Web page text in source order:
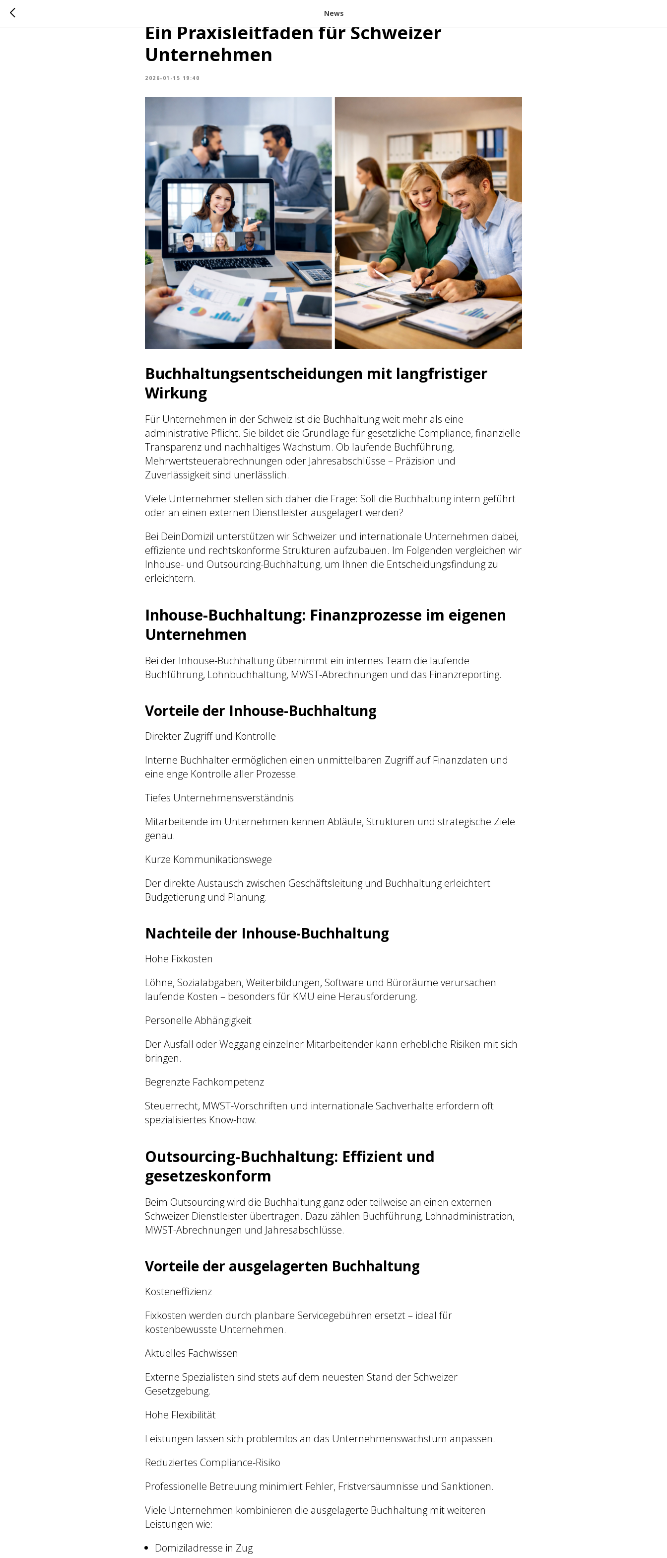
News
Inhouse- oder Outsourcing-Buchhaltung?
Ein Praxisleitfaden für Schweizer
Unternehmen
2026-01-15 19:40
Buchhaltungsentscheidungen mit langfristiger
Wirkung
Für Unternehmen in der Schweiz ist die Buchhaltung weit mehr als eine
administrative Pflicht. Sie bildet die Grundlage für gesetzliche Compliance, finanzielle
Transparenz und nachhaltiges Wachstum. Ob laufende Buchführung,
Mehrwertsteuerabrechnungen oder Jahresabschlüsse – Präzision und
Zuverlässigkeit sind unerlässlich.
Viele Unternehmer stellen sich daher die Frage: Soll die Buchhaltung intern geführt
oder an einen externen Dienstleister ausgelagert werden?
Bei DeinDomizil unterstützen wir Schweizer und internationale Unternehmen dabei,
effiziente und rechtskonforme Strukturen aufzubauen. Im Folgenden vergleichen wir
Inhouse- und Outsourcing-Buchhaltung, um Ihnen die Entscheidungsfindung zu
erleichtern.
Inhouse-Buchhaltung: Finanzprozesse im eigenen
Unternehmen
Bei der Inhouse-Buchhaltung übernimmt ein internes Team die laufende
Buchführung, Lohnbuchhaltung, MWST-Abrechnungen und das Finanzreporting.
Vorteile der Inhouse-Buchhaltung
Direkter Zugriff und Kontrolle
Interne Buchhalter ermöglichen einen unmittelbaren Zugriff auf Finanzdaten und
eine enge Kontrolle aller Prozesse.
Tiefes Unternehmensverständnis
Mitarbeitende im Unternehmen kennen Abläufe, Strukturen und strategische Ziele
genau.
Kurze Kommunikationswege
Der direkte Austausch zwischen Geschäftsleitung und Buchhaltung erleichtert
Budgetierung und Planung.
Nachteile der Inhouse-Buchhaltung
Hohe Fixkosten
Löhne, Sozialabgaben, Weiterbildungen, Software und Büroräume verursachen
laufende Kosten – besonders für KMU eine Herausforderung.
Personelle Abhängigkeit
Der Ausfall oder Weggang einzelner Mitarbeitender kann erhebliche Risiken mit sich
bringen.
Begrenzte Fachkompetenz
Steuerrecht, MWST-Vorschriften und internationale Sachverhalte erfordern oft
spezialisiertes Know-how.
Outsourcing-Buchhaltung: Effizient und
gesetzeskonform
Beim Outsourcing wird die Buchhaltung ganz oder teilweise an einen externen
Schweizer Dienstleister übertragen. Dazu zählen Buchführung, Lohnadministration,
MWST-Abrechnungen und Jahresabschlüsse.
Vorteile der ausgelagerten Buchhaltung
Kosteneffizienz
Fixkosten werden durch planbare Servicegebühren ersetzt – ideal für
kostenbewusste Unternehmen.
Aktuelles Fachwissen
Externe Spezialisten sind stets auf dem neuesten Stand der Schweizer
Gesetzgebung.
Hohe Flexibilität
Leistungen lassen sich problemlos an das Unternehmenswachstum anpassen.
Reduziertes Compliance-Risiko
Professionelle Betreuung minimiert Fehler, Fristversäumnisse und Sanktionen.
Viele Unternehmen kombinieren die ausgelagerte Buchhaltung mit weiteren
Leistungen wie:
Domiziladresse in Zug